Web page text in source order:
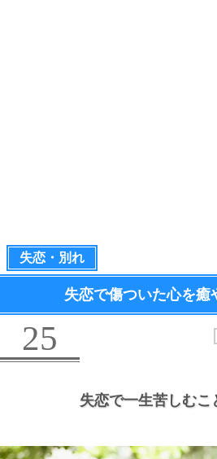
失恋・別れ
失恋で傷ついた心を癒
25
失恋で一生苦しむこ